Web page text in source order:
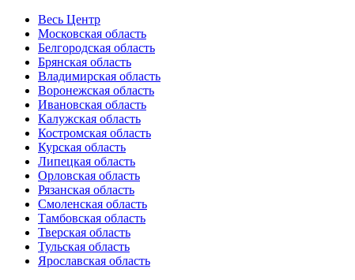
Весь Центр
Московская область
Белгородская область
Брянская область
Владимирская область
Воронежская область
Ивановская область
Калужская область
Костромская область
Курская область
Липецкая область
Орловская область
Рязанская область
Смоленская область
Тамбовская область
Тверская область
Тульская область
Ярославская область